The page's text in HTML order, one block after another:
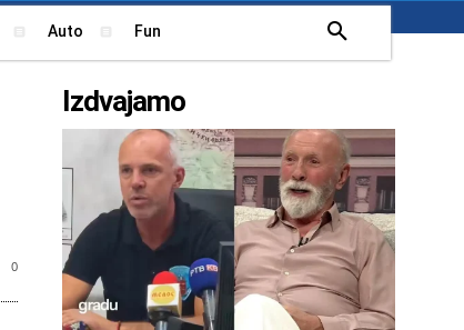
Auto Fun
0
Izdvajamo